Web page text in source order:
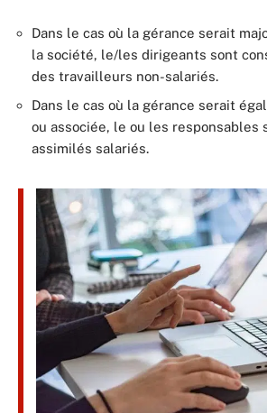
Dans le cas où la gérance serait
la société, le/les dirigeants sont
des travailleurs non-salariés.
Dans le cas où la gérance serait
ou associée, le ou les responsables
assimilés salariés.